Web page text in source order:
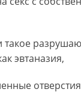
такое
эвтаназия,
отверстия